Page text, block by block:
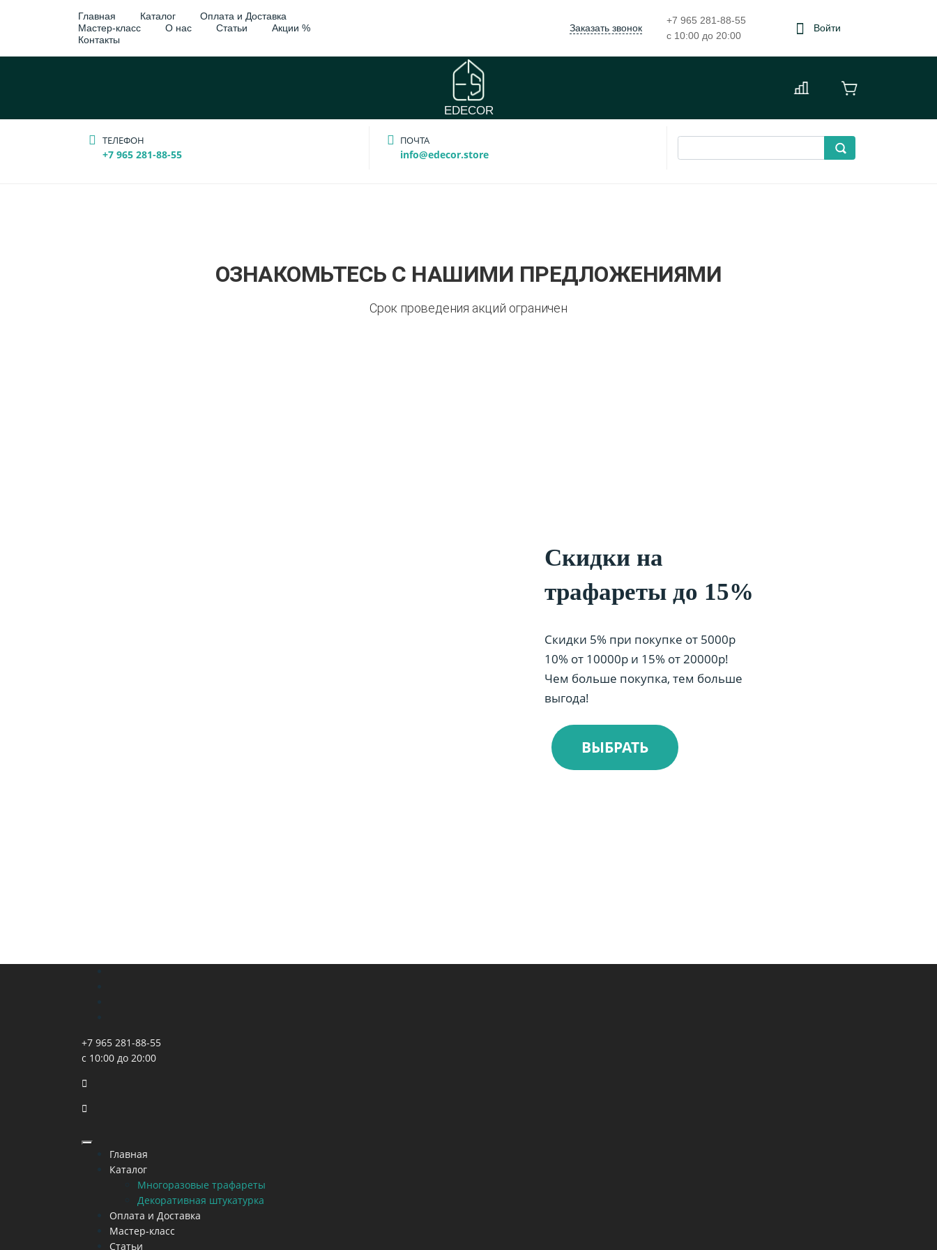
Главная Каталог
Оплата и Доставка
Мастер-класс
О нас Статьи
Акции %
Контакты
Заказать звонок
+7 965 281-88-55
с 10:00 до 20:00
Войти
EDECOR
ТЕЛЕФОН
+7 965 281-88-55
ПОЧТА
info@edecor.store
ОЗНАКОМЬТЕСЬ С НАШИМИ ПРЕДЛОЖЕНИЯМИ
Срок проведения акций ограничен
Скидки на
трафареты до 15%
Скидки 5% при покупке от 5000р
10% от 10000р и 15% от 20000р!
Чем больше покупка, тем больше
выгода!
ВЫБРАТЬ
+7 965 281-88-55
с 10:00 до 20:00
Главная
Каталог
Многоразовые трафареты
Декоративная штукатурка
Оплата и Доставка
Мастер-класс
Статьи